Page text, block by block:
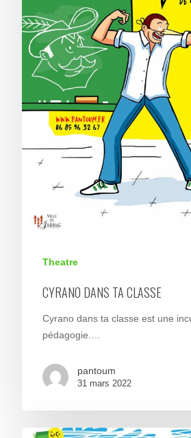
Theatre
CYRANO DANS TA CLASSE
Cyrano dans ta classe est une
pédagogie.…
pantoum
31 mars 2022